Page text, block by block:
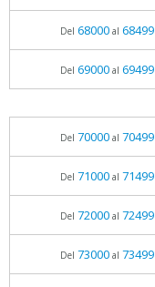
Del 68000al 68499
Del 69000al 69499
Del 70000al 70499
Del 71000al 71499
Del 72000al 72499
Del 73000al 73499